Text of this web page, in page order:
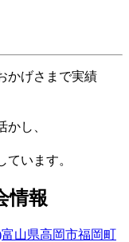
かげさまで実績
し、
います。
情報